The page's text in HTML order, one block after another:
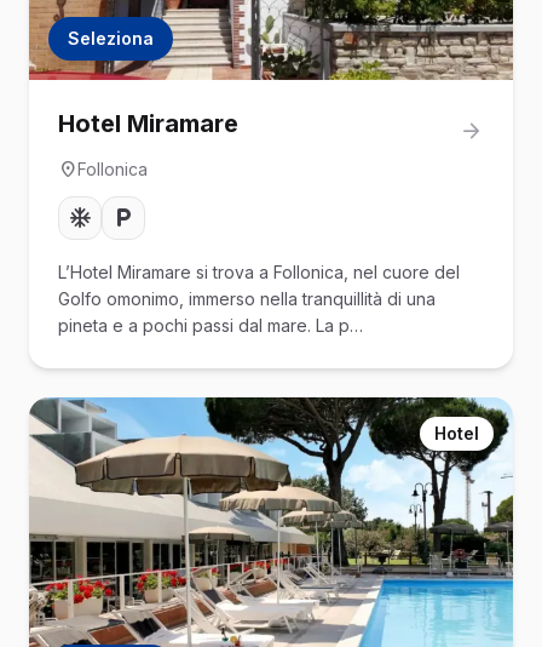
Seleziona
Hotel Miramare
Follonica
L’Hotel Miramare si trova a Follonica, nel cuore del
Golfo omonimo, immerso nella tranquillità di una
pineta e a pochi passi dal mare. La p…
Hotel